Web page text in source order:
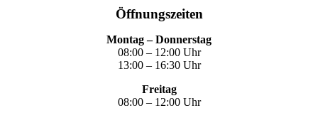
Öffnungszeiten
Montag – Donnerstag
08:00 – 12:00 Uhr
13:00 – 16:30 Uhr
Freitag
08:00 – 12:00 Uhr